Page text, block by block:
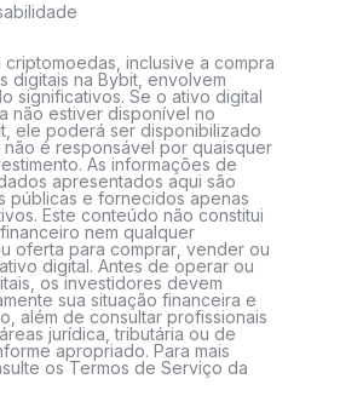
criptomoedas, inclusive a compra
digitais na Bybit, envolvem
significativos. Se o ativo digital
não estiver disponível no
ele poderá ser disponibilizado
não é responsável por quaisquer
As informações de
apresentados aqui são
públicas e fornecidos apenas
Este conteúdo não constitui
nem qualquer
oferta para comprar, vender ou
digital. Antes de operar ou
os investidores devem
sua situação financeira e
além de consultar profissionais
jurídica, tributária ou de
apropriado. Para mais
os Termos de Serviço da